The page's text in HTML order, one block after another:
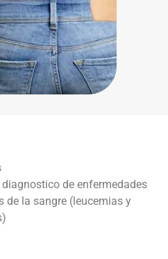
diagnostico de enfermedades
de la sangre (leucemias y